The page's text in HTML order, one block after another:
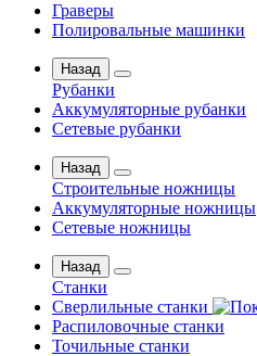
Граверы
Полировальные машинки
Назад
Рубанки
Аккумуляторные рубанки
Сетевые рубанки
Назад
Строительные ножницы
Аккумуляторные ножницы
Сетевые ножницы
Назад
Станки
Сверлильные станки
Распиловочные станки
Точильные станки